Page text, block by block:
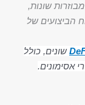
שונות,
הביצועים של
שונים, כולל
אסימונים.